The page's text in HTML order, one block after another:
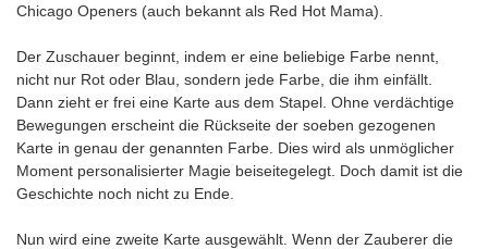
Chicago Openers (auch bekannt als Red Hot Mama).
Der Zuschauer beginnt, indem er eine beliebige Farbe nennt,
nicht nur Rot oder Blau, sondern jede Farbe, die ihm einfällt.
Dann zieht er frei eine Karte aus dem Stapel. Ohne verdächtige
Bewegungen erscheint die Rückseite der soeben gezogenen
Karte in genau der genannten Farbe. Dies wird als unmöglicher
Moment personalisierter Magie beiseitegelegt. Doch damit ist die
Geschichte noch nicht zu Ende.
Nun wird eine zweite Karte ausgewählt. Wenn der Zauberer die